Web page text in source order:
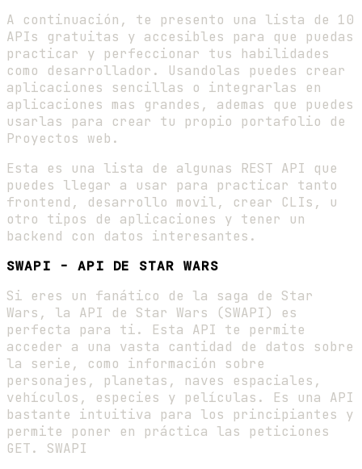
A continuación, te presento una lista de 10
APIs gratuitas y accesibles para que puedas
practicar y perfeccionar tus habilidades
como desarrollador. Usandolas puedes crear
aplicaciones sencillas o integrarlas en
aplicaciones mas grandes, ademas que puedes
usarlas para crear tu propio portafolio de
Proyectos web.
Esta es una lista de algunas REST API que
puedes llegar a usar para practicar tanto
frontend, desarrollo movil, crear CLIs, u
otro tipos de aplicaciones y tener un
backend con datos interesantes.
SWAPI - API DE STAR WARS
Si eres un fanático de la saga de Star
Wars, la API de Star Wars (SWAPI) es
perfecta para ti. Esta API te permite
acceder a una vasta cantidad de datos sobre
la serie, como información sobre
personajes, planetas, naves espaciales,
vehículos, especies y películas. Es una API
bastante intuitiva para los principiantes y
permite poner en práctica las peticiones
GET. SWAPI